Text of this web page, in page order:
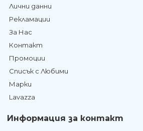
Лични данни
Рекламации
За Нас
Контакт
Промоции
Списък с Любими
Марки
Lavazza
Информация за контакт